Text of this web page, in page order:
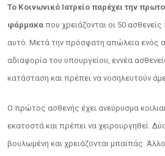
Το Κοινωνικό Ιατρείο παρέχει την
φάρμακα που χρειάζονται οι 50
αυτό. Μετά την πρόσφατη απώλεια ενός
αδιαφορία του υπουργείου, εννέα
κατάσταση και πρέπει να νοσηλευτούν
Ο πρώτος ασθενής έχει ανεύρυσμα
εκατοστά και πρέπει να χειρουργηθεί.
βουλωμένη και χρειάζονται μπαϊπάς.